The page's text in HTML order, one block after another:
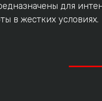
для
в жестких условиях.